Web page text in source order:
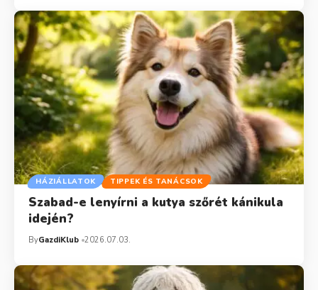
HÁZIÁLLATOK TIPPEK ÉS TANÁCSOK
Szabad-e lenyírni a kutya szőrét kánikula
idején?
ByGazdiKlub 2026.07.03.